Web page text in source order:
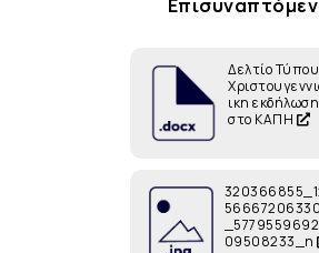
Δελτίο
ικη εκδήλωση
στο ΚΑΠΗ
09508233_n